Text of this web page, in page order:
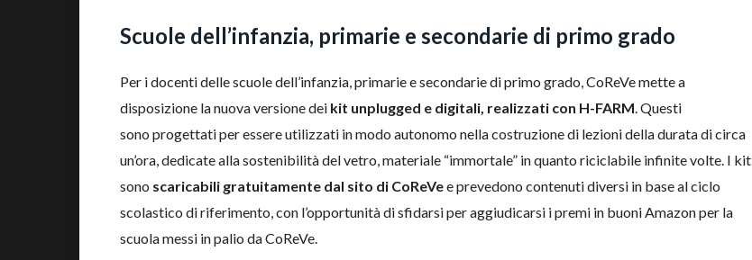
Scuole dell’infanzia, primarie e secondarie di primo grado
Per i docenti delle scuole dell’infanzia, primarie e secondarie di primo grado, CoReVe mette a
disposizione la nuova versione dei kit unplugged e digitali, realizzati con H-FARM. Questi
sono progettati per essere utilizzati in modo autonomo nella costruzione di lezioni della durata di circa
un’ora, dedicate alla sostenibilità del vetro, materiale “immortale” in quanto riciclabile infinite volte. I kit
sono scaricabili gratuitamente dal sito di CoReVee prevedono contenuti diversi in base al ciclo
scolastico di riferimento, con l’opportunità di sfidarsi per aggiudicarsi i premi in buoni Amazon per la
scuola messi in palio da CoReVe.